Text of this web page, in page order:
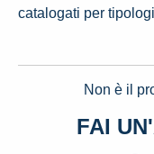
catalogati per
Non è il
FAI